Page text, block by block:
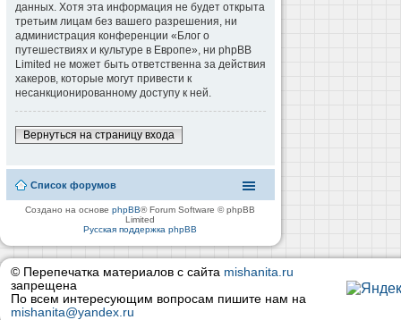
данных. Хотя эта информация не будет открыта
третьим лицам без вашего разрешения, ни
администрация конференции «Блог о
путешествиях и культуре в Европе», ни phpBB
Limited не может быть ответственна за действия
хакеров, которые могут привести к
несанкционированному доступу к ней.
Вернуться на страницу входа
Список форумов
Создано на основеphpBB® Forum Software © phpBB
Limited
Русская поддержка phpBB
© Перепечатка материалов с сайта mishanita.ru
запрещена
По всем интересующим вопросам пишите нам на
mishanita@yandex.ru